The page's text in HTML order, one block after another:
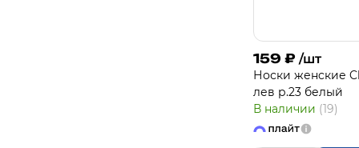
159 ₽ /шт
Носки женcкие
лев р.23 белый
В наличии (19)